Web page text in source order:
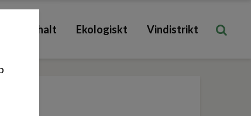
sockerhalt Ekologiskt Vindistrikt